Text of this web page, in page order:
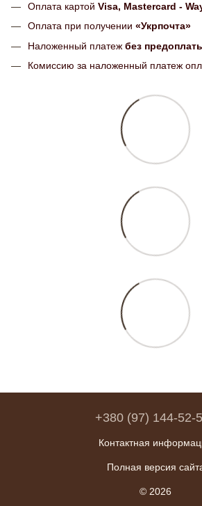
Оплата картой Visa, Mastercard -
Оплата при получении «Укрпочта»
Наложенный платеж без
Комиссию за наложенный платеж
+380 (97) 144-52-
Контактная
Полная версия
© 2026